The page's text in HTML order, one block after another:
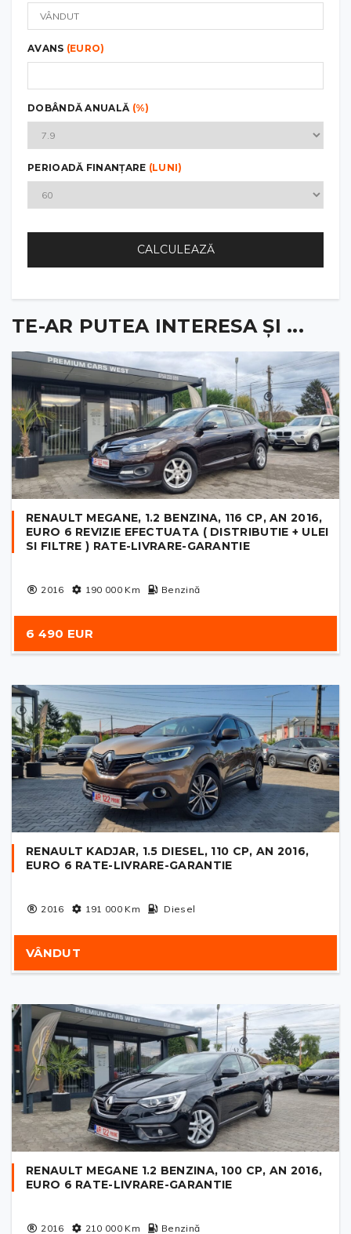
AVANS (EURO)
DOBÂNDĂ ANUALĂ (%)
PERIOADĂ FINANȚARE (LUNI)
CALCULEAZĂ
TE-AR PUTEA INTERESA ȘI ...
RENAULT MEGANE, 1.2 BENZINA, 116 CP, AN 2016,
EURO 6 REVIZIE EFECTUATA ( DISTRIBUTIE + ULEI
SI FILTRE ) RATE-LIVRARE-GARANTIE
2016 190 000Km Benzină
6 490 EUR
RENAULT KADJAR, 1.5 DIESEL, 110 CP, AN 2016,
EURO 6 RATE-LIVRARE-GARANTIE
2016 191 000Km Diesel
VÂNDUT
RENAULT MEGANE 1.2 BENZINA, 100 CP, AN 2016,
EURO 6 RATE-LIVRARE-GARANTIE
2016 210 000Km Benzină